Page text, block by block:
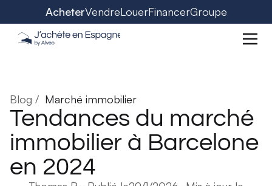
AcheterVendreLouerFinancerGroupe
Blog / Marché immobilier
Tendances du marché
immobilier à Barcelone
en 2024